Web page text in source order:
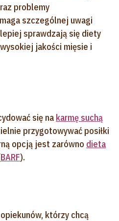
problemy
szczególnej uwagi
sprawdzają się diety
jakości mięsie i
się na karmę suchą
przygotowywać posiłki
opcją jest zarówno dieta
BARF).
którzy chcą